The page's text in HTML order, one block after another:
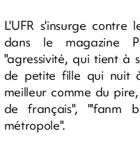
L'UFR s'insurge contre
dans le magazine
"agressivité, qui tient à
de petite fille qui nuit
meilleur comme du
de français", "'fanm
métropole".